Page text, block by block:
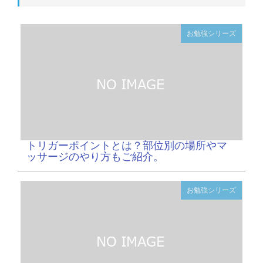
お勉強シリーズ
トリガーポイントとは？部位別の場所やマ
ッサージのやり方もご紹介。
お勉強シリーズ